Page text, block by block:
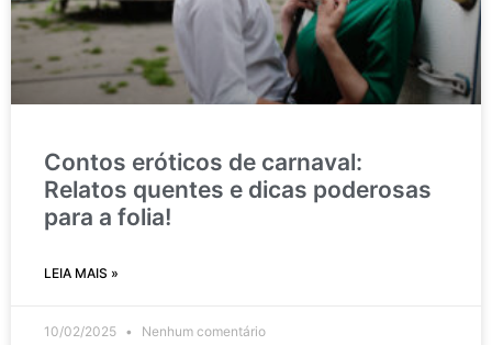
Contos eróticos de carnaval:
Relatos quentes e dicas poderosas
para a folia!
LEIA MAIS »
10/02/2025 Nenhum comentário